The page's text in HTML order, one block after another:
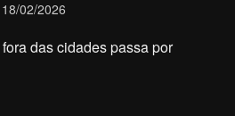
18/02/2026
das cidades passa por